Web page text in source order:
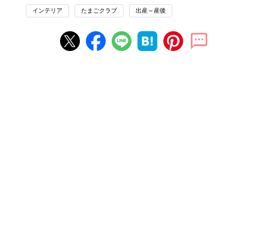
インテリア たまごクラブ 出産～産後